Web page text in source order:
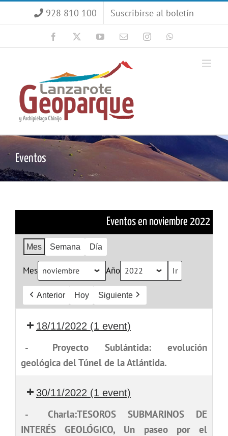
928 810 100 Suscribirse al boletín
Facebook YouTubeCorreoInstagram
Eventos
Eventos en noviembre 2022
Mes Semana Día
Mes Año
Anterior Hoy Siguiente
18/11/2022 (1 event)
-
Proyecto Sublántida: evolución
geológica del Túnel de la Atlántida.
30/11/2022 (1 event)
-
Charla:TESOROS SUBMARINOS DE
INTERÉS GEOLÓGICO, Un paseo por el